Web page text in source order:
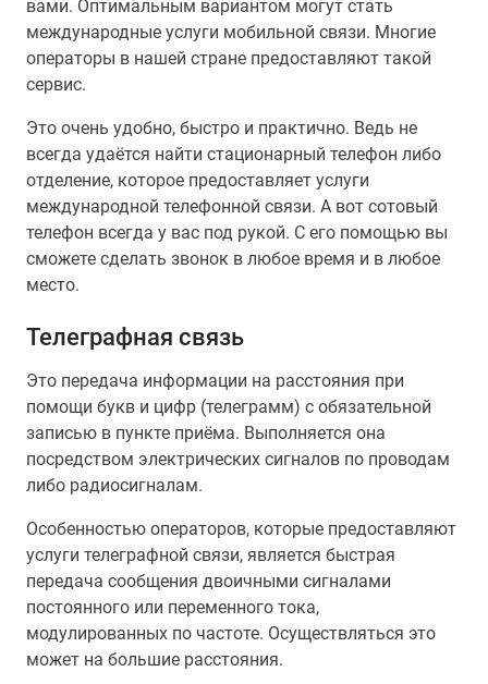
вами. Оптимальным вариантом могут стать
международные услуги мобильной связи. Многие
операторы в нашей стране предоставляют такой
сервис.
Это очень удобно, быстро и практично. Ведь не
всегда удаётся найти стационарный телефон либо
отделение, которое предоставляет услуги
международной телефонной связи. А вот сотовый
телефон всегда у вас под рукой. С его помощью вы
сможете сделать звонок в любое время и в любое
место.
Телеграфная связь
Это передача информации на расстояния при
помощи букв и цифр (телеграмм) с обязательной
записью в пункте приёма. Выполняется она
посредством электрических сигналов по проводам
либо радиосигналам.
Особенностью операторов, которые предоставляют
услуги телеграфной связи, является быстрая
передача сообщения двоичными сигналами
постоянного или переменного тока,
модулированных по частоте. Осуществляться это
может на большие расстояния.